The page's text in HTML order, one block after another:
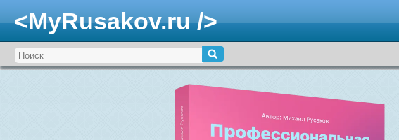
<MyRusakov.ru />